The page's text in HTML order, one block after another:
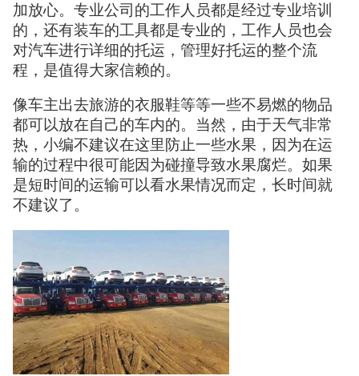
加放心。专业公司的工作人员都是经过专业培训
的，还有装车的工具都是专业的，工作人员也会
对汽车进行详细的托运，管理好托运的整个流
程，是值得大家信赖的。
像车主出去旅游的衣服鞋等等一些不易燃的物品
都可以放在自己的车内的。当然，由于天气非常
热，小编不建议在这里防止一些水果，因为在运
输的过程中很可能因为碰撞导致水果腐烂。如果
是短时间的运输可以看水果情况而定，长时间就
不建议了。